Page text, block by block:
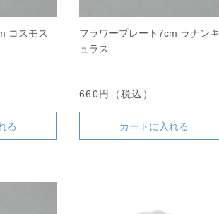
コスモス
る
フラワープレート7cm ラナンキ
ュラス
660円（税込）
カートに入れる